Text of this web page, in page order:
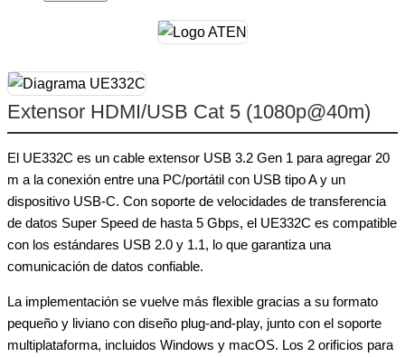
Extensor HDMI/USB Cat 5 (1080p@40m)
El UE332C es un cable extensor USB 3.2 Gen 1 para agregar 20
m a la conexión entre una PC/portátil con USB tipo A y un
dispositivo USB-C. Con soporte de velocidades de transferencia
de datos Super Speed de hasta 5 Gbps, el UE332C es compatible
con los estándares USB 2.0 y 1.1, lo que garantiza una
comunicación de datos confiable.
La implementación se vuelve más flexible gracias a su formato
pequeño y liviano con diseño plug-and-play, junto con el soporte
multiplataforma, incluidos Windows y macOS. Los 2 orificios para